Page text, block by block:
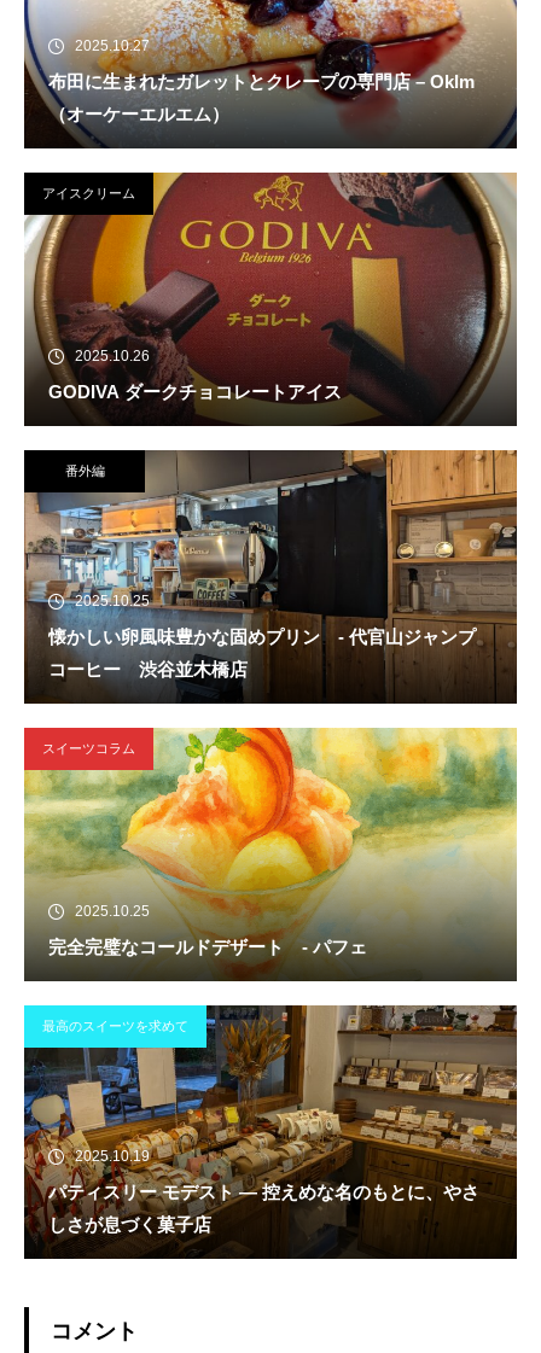
2025.10.27
布田に生まれたガレットとクレープの専門店 – Oklm
（オーケーエルエム）
アイスクリーム
2025.10.26
GODIVA ダークチョコレートアイス
番外編
2025.10.25
懐かしい卵風味豊かな固めプリン - 代官山ジャンプ
コーヒー 渋谷並木橋店
スイーツコラム
2025.10.25
完全完璧なコールドデザート - パフェ
最高のスイーツを求めて
2025.10.19
パティスリー モデスト ― 控えめな名のもとに、やさ
しさが息づく菓子店
コメント